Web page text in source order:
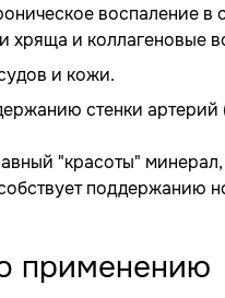
воспаление в
хряща и коллагеновые
и кожи.
стенки артерий
"красоты"
поддержанию
применению